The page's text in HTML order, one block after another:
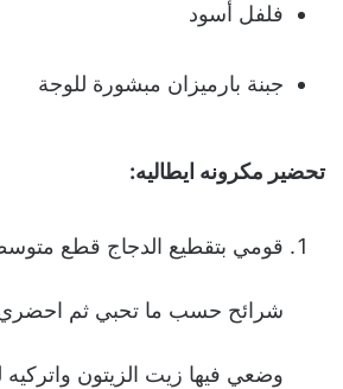
فلفل أسود
جبنة بارميزان مبشورة للوجة
تحضير مكرونه ايطاليه:
قومي بتقطيع الدجاج قطع
شرائح حسب ما تحبي ثم احضري
وضعي فيها زيت الزيتون واتركيه